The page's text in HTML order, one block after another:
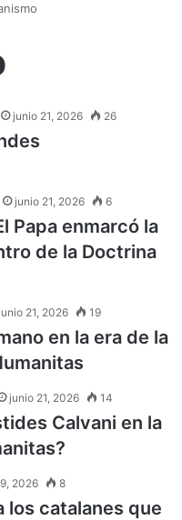
junio 21, 2026 26
junio 21, 2026 6
Papa enmarcó la
de la Doctrina
21, 2026 19
en la era de la
junio 21, 2026 14
Calvani en la
2026 8
los catalanes que